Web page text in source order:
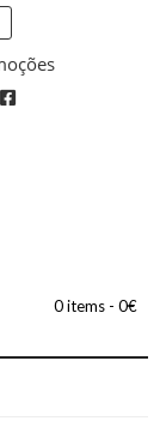
0 items - 0€